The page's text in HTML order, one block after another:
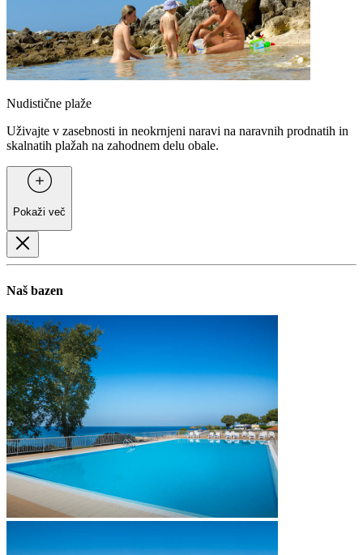
Nudistične plaže
Uživajte v zasebnosti in neokrnjeni naravi na naravnih prodnatih in
skalnatih plažah na zahodnem delu obale.
Pokaži več
Naš bazen